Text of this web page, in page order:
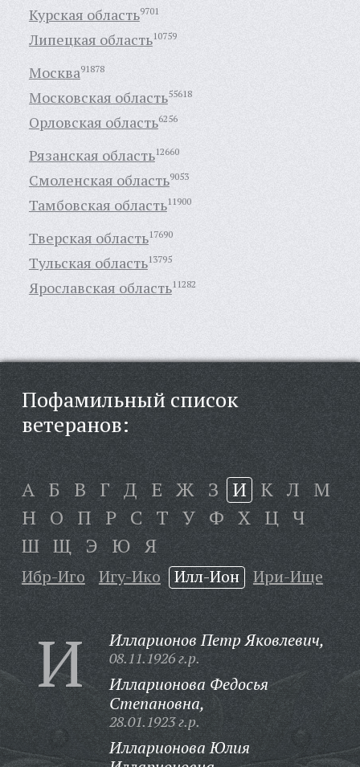
Курская область9701
Липецкая область10759
Москва91878
Московская область55618
Орловская область6256
Рязанская область12660
Смоленская область9053
Тамбовская область11900
Тверская область17690
Тульская область13795
Ярославская область11282
Пофамильный список
ветеранов:
А Б В Г Д Е Ж З И К Л М
Н О П Р С Т У Ф Х Ц Ч
Ш Щ Э Ю Я
Ибр-Иго Игу-Ико Илл-Ион Ири-Ище
И Илларионов Петр Яковлевич,
08.11.1926 г.р.
Илларионова Федосья
Степановна,
28.01.1923 г.р.
Илларионова Юлия